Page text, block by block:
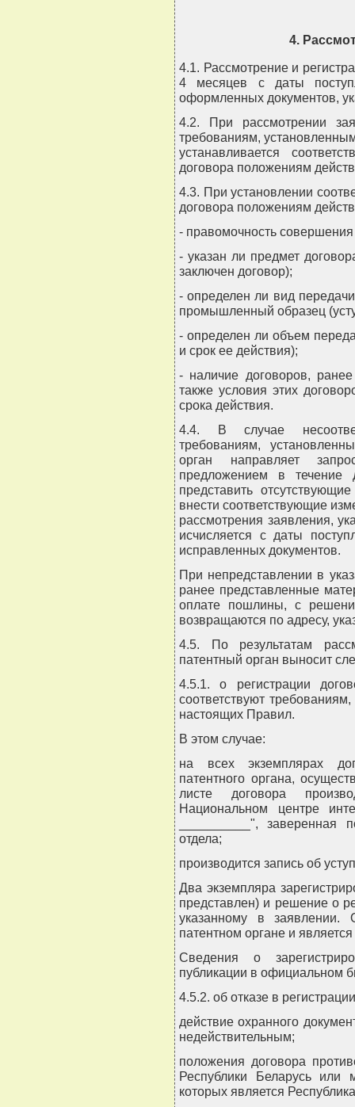
4.
4.1. Рассмотрение и
4 месяцев с даты
оформленных документов,
4.2. При рассмотрении
требованиям,
устанавливается
договора положениям
4.3. При установлении
договора положениям
- правомочность
- указан ли предмет
заключен договор);
- определен ли вид
промышленный образец
- определен ли объем
и срок ее действия);
- наличие договоров,
также условия этих
срока действия.
4.4. В случае
требованиям,
орган направляет
предложением в
представить
внести соответствующие
рассмотрения заявления,
исчисляется с даты
исправленных документов.
При непредставлении в
ранее представленные
оплате пошлины, с
возвращаются по адресу,
4.5. По результатам
патентный орган выносит
4.5.1. о регистрации
соответствуют
настоящих Правил.
В этом случае:
на всех экземплярах
патентного органа,
листе договора
Национальном центре
__________", заверенная
отдела;
производится запись об
Два экземпляра
представлен) и решение о
указанному в заявлении.
патентном органе и
Сведения о
публикации в официальном
4.5.2. об отказе в
действие охранного
недействительным;
положения договора
Республики Беларусь или
которых является